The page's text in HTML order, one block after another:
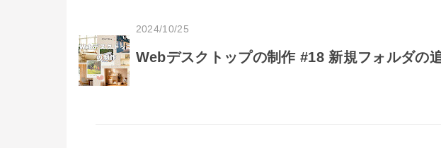
2024/10/25
Webデスクトップの制作 #18 新規フォルダの